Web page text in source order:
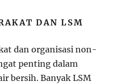
DAN LSM
dan organisasi non-
penting dalam
bersih. Banyak LSM